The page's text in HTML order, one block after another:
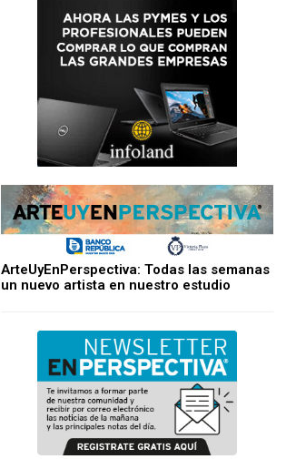
ArteUyEnPerspectiva: Todas las semanas
un nuevo artista en nuestro estudio